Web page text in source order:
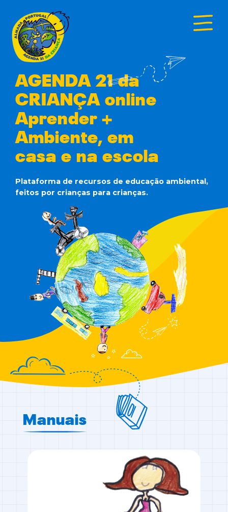
AGENDA 21 da
CRIANÇA online
Aprender +
Ambiente, em
casa e na escola
Plataforma de recursos de educação ambiental,
feitos por crianças para crianças.
Manuais